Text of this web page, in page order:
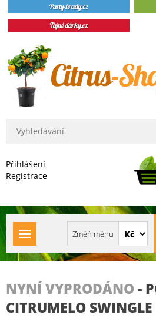
Přihlášení
Registrace
NYNÍ VYPRODÁNO -
CITRUMELO SWINGLE